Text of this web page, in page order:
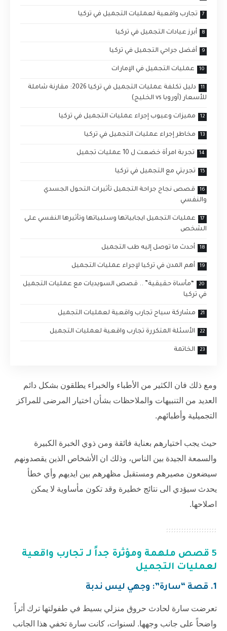
تجارب واقعية لعمليات التجميل في تركيا
أبرز عيادات التجميل في تركيا
أفضل جراحي التجميل في تركيا
عمليات التجميل في الإمارات
دليل تكلفة عمليات التجميل في تركيا 2026: مقارنة شاملة
للأسعار (أوروبا vs الخليج)
مميزات وعيوب إجراء عمليات التجميل في تركيا
مخاطر إجراء عمليات التجميل في تركيا
تجربة امرأة خضعت ل 10 عمليات تجميل
تجربتي مع التجميل في تركيا
قصص نجاح جراحة التجميل تأثيرات التحول الجسدي
والنفسي
عمليات التجميل ايجابياتها وسلبياتها وتأثيرها النفسي على
الشخص
أحدث ما توصل إليه طب التجميل
أهم المدن في تركيا لإجراء عمليات التجميل
“مأساة حقيقية” .. قصص السويديات مع عمليات التجميل
في تركيا
مشاركة سياح تجارب واقعية لعمليات التجميل
الأسئلة المتكررة تجارب واقعية لعمليات التجميل
الخاتمة
ومع ذلك فان الكثير من الأطباء والخبراء يطلقون بشكل دائم
العديد من التنبيهات والملاحظات بشأن اختيار المرضى للمراكز
التجميلية وأطبائهم.
حيث يجب اختيارهم بعناية فائقة ومن ذوي الخبرة الكبيرة
والسمعة الجيدة بين الناس، وذلك ان الأشخاص الذين يقصدونهم
سيضعون مصيرهم ومستقبل مظهرهم بين ايديهم وأي خطأ
يحدث سيؤدي الى نتائج خطيرة وقد تكون مأساوية لا يمكن
اصلاحها.
5 قصص ملهمة ومؤثرة جداً لـ تجارب واقعية
لعمليات التجميل
1. قصة “سارة”: وجهي ليس ندبة
تعرضت سارة لحادث حروق منزلي بسيط في طفولتها ترك أثراً
واضحاً على جانب وجهها. لسنوات، كانت سارة تخفي هذا الجانب